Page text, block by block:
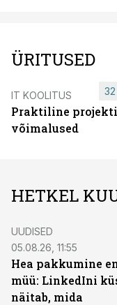
ÜRITUSED
IT KOOLITUS
Praktiline
võimalused
HETKEL
UUDISED
05.08.26, 11:55
Hea pakkumine
müü: LinkedIni
näitab, mida